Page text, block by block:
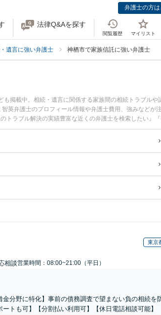
弁護士の方は
法律Q&Aを探す
閲覧履歴 マイリスト
遺言に強い弁護士 神栖市で家族信託に強い弁護士
掲載中。相続・遺言に関係する家族間の相続トラブルや
英弁護士のプロフィール情報や弁護士費用、強みなどが
トラブル解決の実績豊富な近くの弁護士を検索したい』
す。
東京
相談営業時間：08:00~21:00（平日）
分野に特化】事前の債務調査で望まない負の相続を
トも可】【分割払い利用可】【休日電話相談可能】